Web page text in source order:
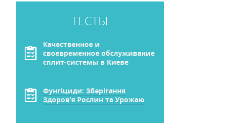
ТЕСТЫ
Качественное и
своевременное обслуживание
сплит-системы в Киеве
Фунгіциди: Зберігання
Здоров’я Рослин та Урожаю